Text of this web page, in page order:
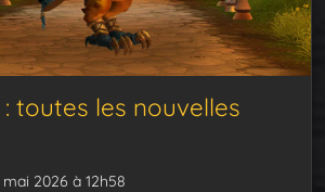
: toutes les nouvelles
mai 2026 à 12h58